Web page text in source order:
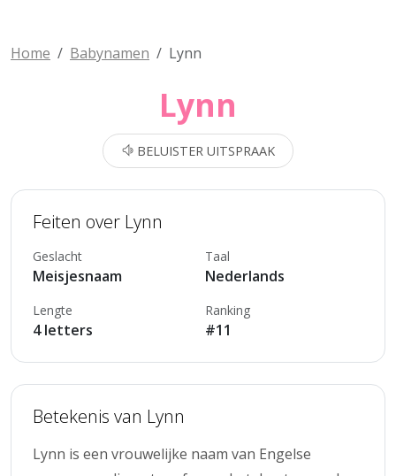
Home Babynamen Lynn
Lynn
BELUISTER UITSPRAAK
Feiten over Lynn
Geslacht
Meisjesnaam
Taal
Nederlands
Lengte
4 letters
Ranking
#11
Betekenis van Lynn
Lynn is een vrouwelijke naam van Engelse